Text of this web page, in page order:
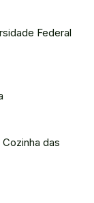
Federal
das